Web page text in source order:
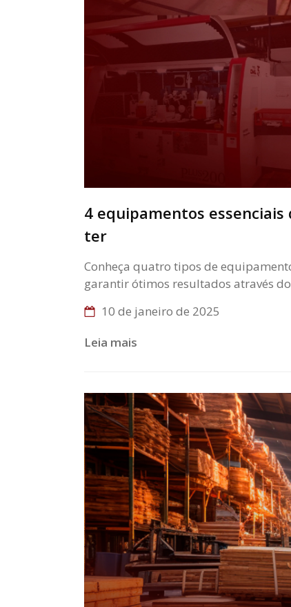
4 equipamentos
ter
Conheça quatro tipos de
garantir ótimos resultados através
10 de janeiro de 2025
Leia mais